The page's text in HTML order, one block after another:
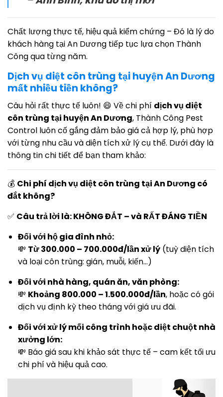
Chất lượng thực tế, hiệu quả kiểm chứng – Đó là lý do
khách hàng tại An Dương tiếp tục lựa chọn Thành
Công qua từng năm.
Dịch vụ diệt côn trùng tại huyện An Dương
mất nhiều tiền không?
Câu hỏi rất thực tế luôn! 😄 Về chi phí dịch vụ diệt
côn trùng tại huyện An Dương, Thành Công Pest
Control luôn cố gắng đảm bảo giá cả hợp lý, phù hợp
với từng nhu cầu và diện tích xử lý cụ thể. Dưới đây là
thông tin chi tiết để bạn tham khảo:
💰 Chi phí dịch vụ diệt côn trùng tại An Dương có
đắt không?
✅ Câu trả lời là: KHÔNG ĐẮT – và RẤT ĐÁNG TIỀN
Đối với hộ gia đình nhỏ:
💸 Từ 300.000 – 700.000đ/lần xử lý(tuỳ diện tích
và loại côn trùng: gián, muỗi, kiến…)
Đối với nhà hàng, quán ăn, văn phòng:
💸 Khoảng 800.000 – 1.500.000đ/lần, hoặc có gói
dịch vụ định kỳ theo tháng với giá ưu đãi.
Đối với xử lý mối công trình hoặc diệt chuột nhà
xưởng lớn:
💸 Báo giá sau khi khảo sát thực tế – cam kết tối ưu
chi phí và hiệu quả cao.